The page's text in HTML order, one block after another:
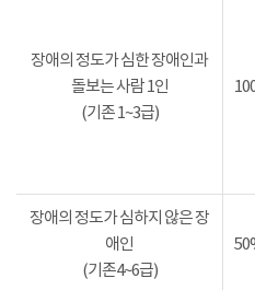
장애의 정도가 심한 장애인과
돌보는 사람 1인
(기존 1~3급)
장애의 정도가 심하지 않은 장
애인
(기존4~6급)